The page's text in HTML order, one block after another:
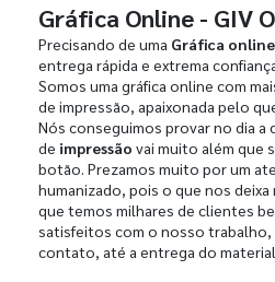
Gráfica Online - GIV
Precisando de uma Gráfica online
entrega rápida e extrema
Somos uma gráfica online com
de impressão, apaixonada pelo
Nós conseguimos provar no dia
de impressão vai muito além que
botão. Prezamos muito por um
humanizado, pois o que nos
que temos milhares de clientes
satisfeitos com o nosso trabalho,
contato, até a entrega do